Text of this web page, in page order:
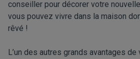
conseiller pour décorer votre
vous pouvez vivre dans la maison
rêvé !
L’un des autres grands avantages